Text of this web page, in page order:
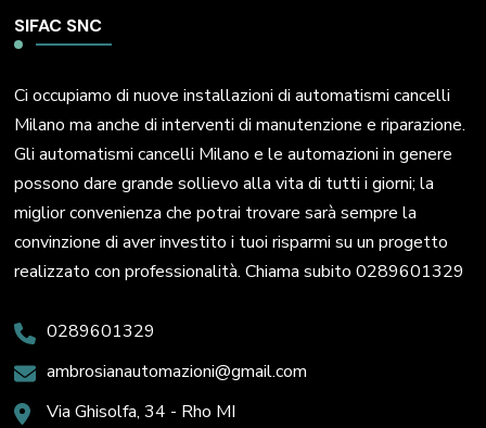
SIFAC SNC
Ci occupiamo di nuove installazioni di automatismi cancelli
Milano ma anche di interventi di manutenzione e riparazione.
Gli automatismi cancelli Milano e le automazioni in genere
possono dare grande sollievo alla vita di tutti i giorni; la
miglior convenienza che potrai trovare sarà sempre la
convinzione di aver investito i tuoi risparmi su un progetto
realizzato con professionalità. Chiama subito 0289601329
0289601329
ambrosianautomazioni@gmail.com
Via Ghisolfa, 34 - Rho MI